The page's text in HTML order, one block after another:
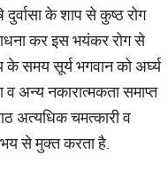
के शाप से कुष्ठ रोग
कर इस भयंकर रोग से
के समय सूर्य भगवान को अर्घ्य
अन्य नकारात्मकता समाप्त
अत्यधिक चमत्कारी व
से मुक्त करता है.